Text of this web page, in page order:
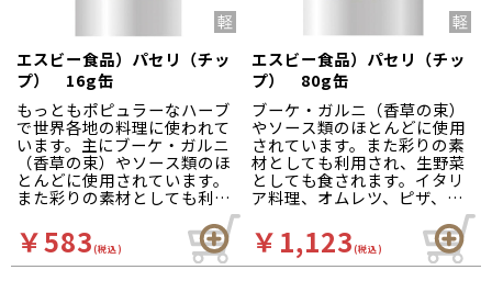
※ご注文後、お客様か
らのお届け日の変更に
はお応えできません。
※品質保持の為、翌日
配送エリアのお客様の
みの販売とさせて頂き
ます。
※ご注文後のキャンセ
ルはお受けできません
ので、必ずカレンダー
をご確認ください。
エスビー食品）パセリ（チッ
プ） 16g缶
もっともポピュラーなハーブ
で世界各地の料理に使われて
います。主にブーケ・ガルニ
（香草の束）やソース類のほ
とんどに使用されています。
また彩りの素材としても利用
され、生野菜としても食され
ます。イタリア料理、オムレ
ツ、ピザ、サラダ、料理のト
ッピングなど二ご使用くださ
￥583(税込)
エスビー食品）パセリ（チッ
プ） 80g缶
ブーケ・ガルニ（香草の束）
やソース類のほとんどに使用
されています。また彩りの素
材としても利用され、生野菜
としても食されます。イタリ
ア料理、オムレツ、ピザ、サ
ラダ、料理のトッピングなど
に。
￥1,123(税込)